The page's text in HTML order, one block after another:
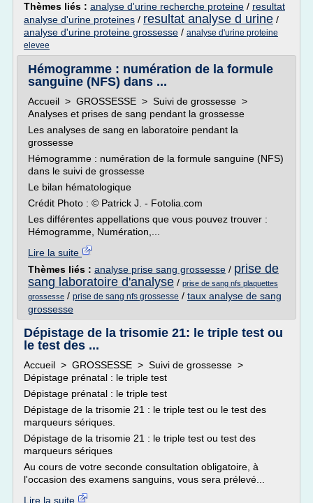
Thèmes liés : analyse d'urine recherche proteine / resultat
analyse d'urine proteines / resultat analyse d urine /
analyse d'urine proteine grossesse / analyse d'urine proteine
elevee
Hémogramme : numération de la formule
sanguine (NFS) dans ...
Accueil > GROSSESSE > Suivi de grossesse >
Analyses et prises de sang pendant la grossesse
Les analyses de sang en laboratoire pendant la
grossesse
Hémogramme : numération de la formule sanguine (NFS)
dans le suivi de grossesse
Le bilan hématologique
Crédit Photo : © Patrick J. - Fotolia.com
Les différentes appellations que vous pouvez trouver :
Hémogramme, Numération,...
Lire la suite
Thèmes liés : analyse prise sang grossesse / prise de
sang laboratoire d'analyse / prise de sang nfs plaquettes
grossesse / prise de sang nfs grossesse / taux analyse de sang
grossesse
Dépistage de la trisomie 21: le triple test ou
le test des ...
Accueil > GROSSESSE > Suivi de grossesse >
Dépistage prénatal : le triple test
Dépistage prénatal : le triple test
Dépistage de la trisomie 21 : le triple test ou le test des
marqueurs sériques.
Dépistage de la trisomie 21 : le triple test ou test des
marqueurs sériques
Au cours de votre seconde consultation obligatoire, à
l'occasion des examens sanguins, vous sera prélevé...
Lire la suite